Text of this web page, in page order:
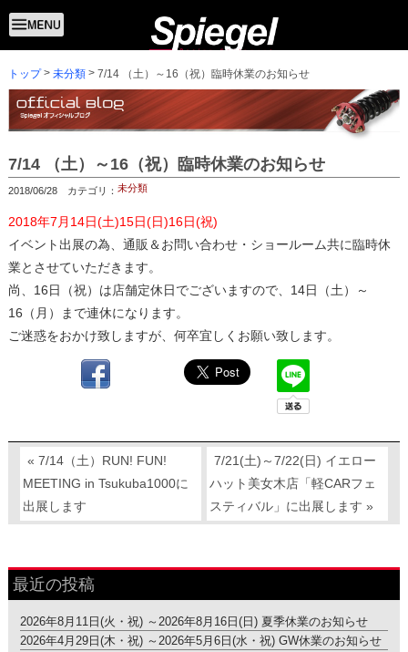
トップ 未分類 7/14 （土）～16（祝）臨時休業のお知らせ
7/14 （土）～16（祝）臨時休業のお知らせ
2018/06/28 カテゴリ： 未分類
2018年7月14日(土)15日(日)16日(祝)
イベント出展の為、通販＆お問い合わせ・ショールーム共に臨時休
業とさせていただきます。
尚、16日（祝）は店舗定休日でございますので、14日（土）～
16（月）まで連休になります。
ご迷惑をおかけ致しますが、何卒宜しくお願い致します。
« 7/14（土）RUN! FUN!
MEETING in Tsukuba1000に
出展します
7/21(土)～7/22(日) イエロー
ハット美女木店「軽CARフェ
スティバル」に出展します »
最近の投稿
2026年8月11日(火・祝) ～2026年8月16日(日) 夏季休業のお知らせ
2026年4月29日(木・祝) ～2026年5月6日(水・祝) GW休業のお知らせ